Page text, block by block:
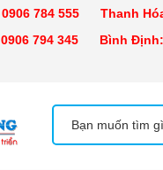
0906 784 555 Thanh
0906 794 345 Bình Định: